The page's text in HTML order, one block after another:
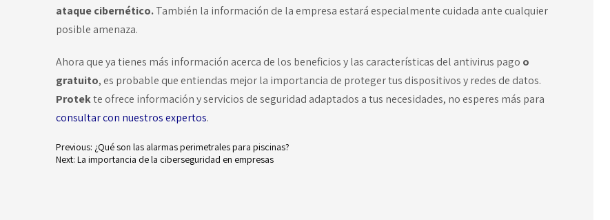
ataque cibernético.También la información de la empresa estará especialmente cuidada ante cualquier
posible amenaza.
Ahora que ya tienes más información acerca de los beneficios y las características del antivirus pago o
gratuito, es probable que entiendas mejor la importancia de proteger tus dispositivos y redes de datos.
Protekte ofrece información y servicios de seguridad adaptados a tus necesidades, no esperes más para
consultar con nuestros expertos.
Previous: ¿Qué son las alarmas perimetrales para piscinas?
Next: La importancia de la ciberseguridad en empresas